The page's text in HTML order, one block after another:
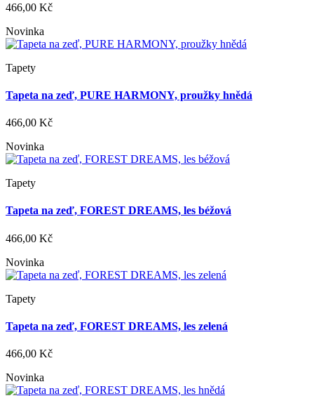
466,00 Kč
Novinka
Tapety
Tapeta na zeď, PURE HARMONY, proužky hnědá
466,00 Kč
Novinka
Tapety
Tapeta na zeď, FOREST DREAMS, les béžová
466,00 Kč
Novinka
Tapety
Tapeta na zeď, FOREST DREAMS, les zelená
466,00 Kč
Novinka